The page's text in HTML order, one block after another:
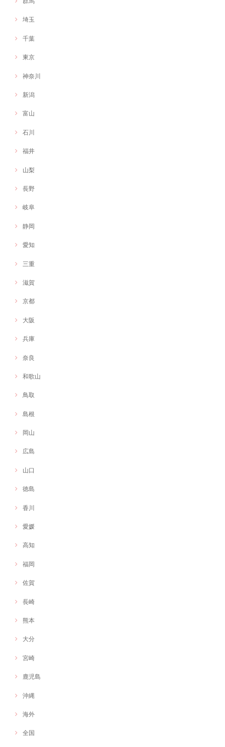
埼玉
千葉
東京
神奈川
新潟
富山
石川
福井
山梨
長野
岐阜
静岡
愛知
三重
滋賀
京都
大阪
兵庫
奈良
和歌山
鳥取
島根
岡山
広島
山口
徳島
香川
愛媛
高知
福岡
佐賀
長崎
熊本
大分
宮崎
鹿児島
沖縄
海外
全国